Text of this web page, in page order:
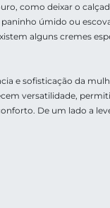
como deixar o
úmido ou
alguns cremes
e sofisticação da
versatilidade,
De um lado a